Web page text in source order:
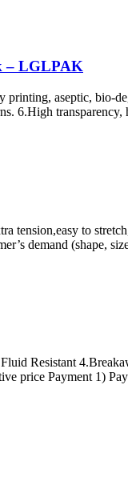
– LGLPAK
aseptic, bio-
6.High
tension,easy to
demand (shape,
Resistant
price Payment 1)